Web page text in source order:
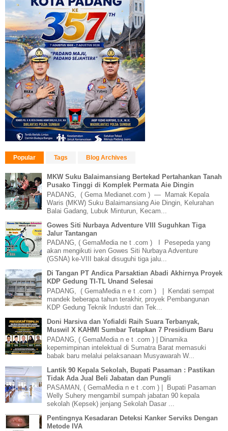
Popular Tags Blog Archives
MKW Suku Balaimansiang Bertekad Pertahankan Tanah
Pusako Tinggi di Komplek Permata Aie Dingin
PADANG, ( Gema Medianet.com ) — Mamak Kepala
Waris (MKW) Suku Balaimansiang Aie Dingin, Kelurahan
Balai Gadang, Lubuk Minturun, Kecam...
Gowes Siti Nurbaya Adventure VIII Suguhkan Tiga
Jalur Tantangan
PADANG, ( GemaMedia ne t .com ) I Pesepeda yang
akan mengikuti iven Gowes Siti Nurbaya Adventure
(GSNA) ke-VIII bakal disuguhi tiga jalu...
Di Tangan PT Andica Parsaktian Abadi Akhirnya Proyek
KDP Gedung TI-TL Unand Selesai
PADANG, ( GemaMedia n e t .com ) | Kendati sempat
mandek beberapa tahun terakhir, proyek Pembangunan
KDP Gedung Teknik Industri dan Tek...
Doni Harsiva dan Yofialdi Raih Suara Terbanyak,
Muswil X KAHMI Sumbar Tetapkan 7 Presidium Baru
PADANG, ( GemaMedia n e t .com ) | Dinamika
kepemimpinan intelektual di Sumatra Barat memasuki
babak baru melalui pelaksanaan Musyawarah W...
Lantik 90 Kepala Sekolah, Bupati Pasaman : Pastikan
Tidak Ada Jual Beli Jabatan dan Pungli
PASAMAN, ( GemaMedia n e t .com ) | Bupati Pasaman
Welly Suhery mengambil sumpah jabatan 90 kepala
sekolah (Kepsek) jenjang Sekolah Dasar ...
Pentingnya Kesadaran Deteksi Kanker Serviks Dengan
Metode IVA